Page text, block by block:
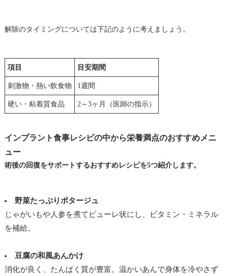
解除のタイミングについては下記のように考えましょう。
項目 目安期間
刺激物・熱い飲食物 1週間
硬い・粘着質食品 2～3ヶ月（医師の指示）
インプラント食事レシピの中から栄養満点のおすすめメニ
ュー
術後の回復をサポートするおすすめレシピを5つ紹介します。
野菜たっぷりポタージュ
じゃがいもや人参を煮てピューレ状にし、ビタミン・ミネラル
を補給。
豆腐の和風あんかけ
消化が良く、たんぱく質が豊富。温かいあんで身体を冷やさず